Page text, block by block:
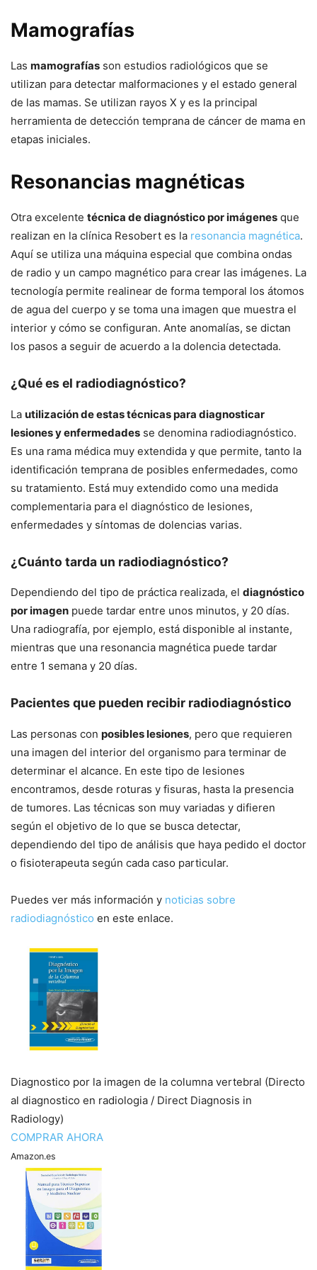
Mamografías
Las mamografías son estudios radiológicos que se
utilizan para detectar malformaciones y el estado general
de las mamas. Se utilizan rayos X y es la principal
herramienta de detección temprana de cáncer de mama en
etapas iniciales.
Resonancias magnéticas
Otra excelente técnica de diagnóstico por imágenes que
realizan en la clínica Resobert es la resonancia magnética.
Aquí se utiliza una máquina especial que combina ondas
de radio y un campo magnético para crear las imágenes. La
tecnología permite realinear de forma temporal los átomos
de agua del cuerpo y se toma una imagen que muestra el
interior y cómo se configuran. Ante anomalías, se dictan
los pasos a seguir de acuerdo a la dolencia detectada.
¿Qué es el radiodiagnóstico?
La utilización de estas técnicas para diagnosticar
lesiones y enfermedades se denomina radiodiagnóstico.
Es una rama médica muy extendida y que permite, tanto la
identificación temprana de posibles enfermedades, como
su tratamiento. Está muy extendido como una medida
complementaria para el diagnóstico de lesiones,
enfermedades y síntomas de dolencias varias.
¿Cuánto tarda un radiodiagnóstico?
Dependiendo del tipo de práctica realizada, el diagnóstico
por imagen puede tardar entre unos minutos, y 20 días.
Una radiografía, por ejemplo, está disponible al instante,
mientras que una resonancia magnética puede tardar
entre 1 semana y 20 días.
Pacientes que pueden recibir radiodiagnóstico
Las personas con posibles lesiones, pero que requieren
una imagen del interior del organismo para terminar de
determinar el alcance. En este tipo de lesiones
encontramos, desde roturas y fisuras, hasta la presencia
de tumores. Las técnicas son muy variadas y difieren
según el objetivo de lo que se busca detectar,
dependiendo del tipo de análisis que haya pedido el doctor
o fisioterapeuta según cada caso particular.
Puedes ver más información y noticias sobre
radiodiagnóstico en este enlace.
Diagnostico por la imagen de la columna vertebral (Directo
al diagnostico en radiologia / Direct Diagnosis in
Radiology)
COMPRAR AHORA
Amazon.es